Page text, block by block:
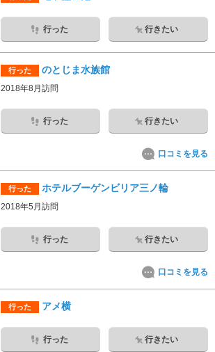
行った 行きたい
行った のとじま水族館
2018年8月訪問
行った 行きたい
口コミを見る
行った ホテルブーゲンビリア三ノ輪
2018年5月訪問
行った 行きたい
口コミを見る
行った アメ横
行った 行きたい